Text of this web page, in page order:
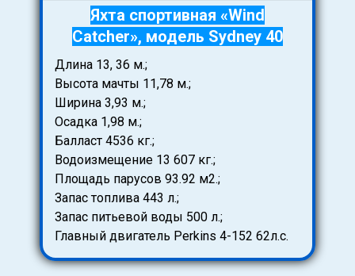
Яхта спортивная «Wind
Catcher», модель Sydney 40
Длина 13, 36 м.;
Высота мачты 11,78 м.;
Ширина 3,93 м.;
Осадка 1,98 м.;
Балласт 4536 кг.;
Водоизмещение 13 607 кг.;
Площадь парусов 93.92 м2.;
Запас топлива 443 л.;
Запас питьевой воды 500 л.;
Главный двигатель Perkins 4-152 62л.с.